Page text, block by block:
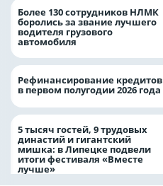
Более 130 сотрудников НЛМК
боролись за звание лучшего
водителя грузового
автомобиля
Рефинансирование кредитов
в первом полугодии 2026 года
5 тысяч гостей, 9 трудовых
династий и гигантский
мишка: в Липецке подвели
итоги фестиваля «Вместе
лучше»